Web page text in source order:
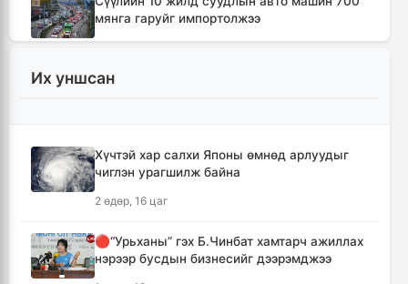
мянга гаруйг импортолжээ
12 цаг, 33 минут
Монгол Улсын гадаад валютын нөөц анх
Өмнөд Солонгост хэт халууны улмаас амиа
Шатахуун дамлан борлуулсан хоёр
Их уншсан
Хүчтэй хар салхи Японы өмнөд арлуудыг
чиглэн урагшилж байна
2 өдөр, 16 цаг
🔴“Урьханы” гэх Б.Чинбат хамтарч ажиллах
нэрээр бусдын бизнесийг дээрэмджээ